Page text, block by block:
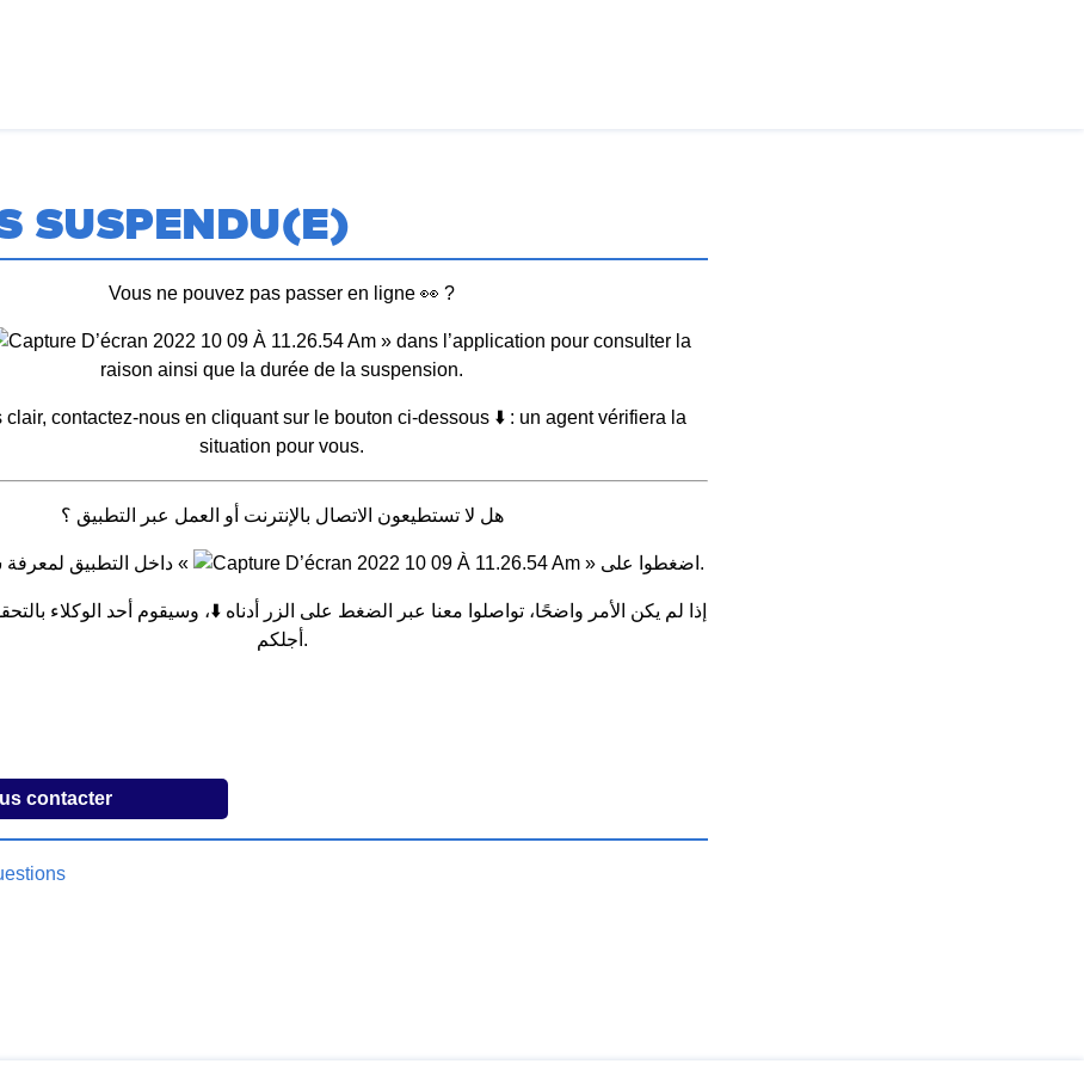
SUSPENDU(E)
Vous ne pouvez pas passer en ligne 👀 ?
» dans l’application pour consulter la
raison ainsi que la durée de la suspension.
clair, contactez-nous en cliquant sur le bouton ci-dessous ⬇️ : un agent vérifiera la
situation pour vous.
هل لا تستطيعون الاتصال بالإنترنت أو العمل عبر التطبيق ؟
اضغطوا على « » داخل التطبيق لمعرفة سبب ومدة التعليق.
إذا لم يكن الأمر واضحًا، تواصلوا معنا عبر الضغط على الزر أدناه ⬇️، وسيقوم أحد الوكلاء
أجلكم.
contacter